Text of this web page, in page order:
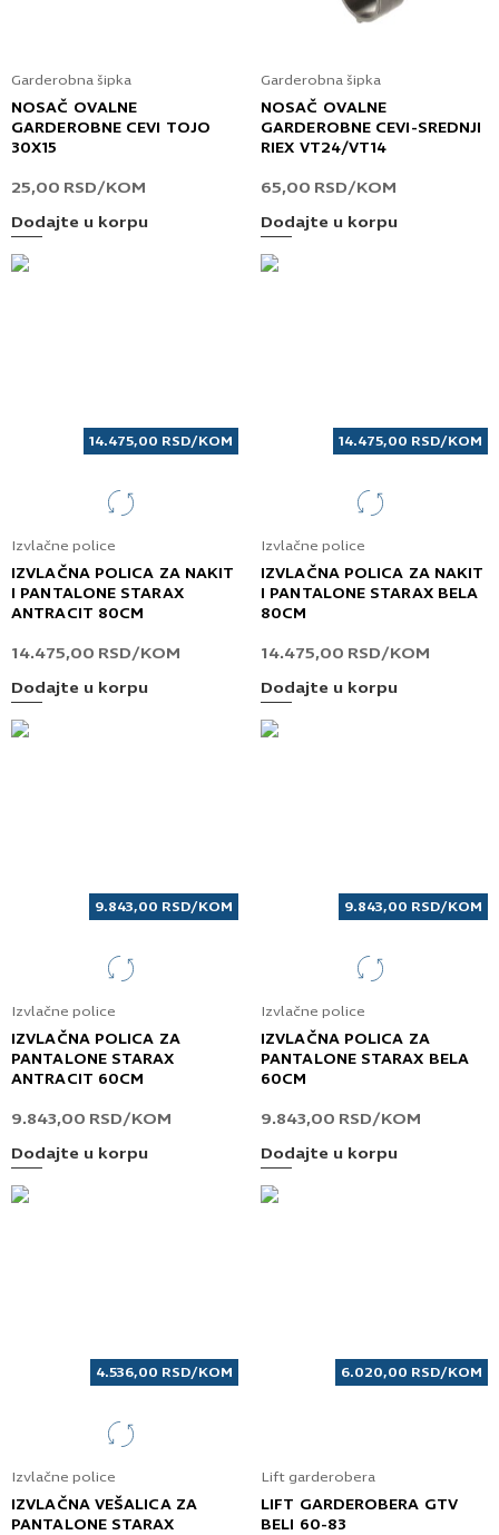
Garderobna šipka
NOSAČ OVALNE
GARDEROBNE CEVI TOJO
30X15
25,00 RSD/KOM
Dodajte u korpu
Garderobna šipka
NOSAČ OVALNE
GARDEROBNE CEVI-SREDNJI
RIEX VT24/VT14
65,00 RSD/KOM
Dodajte u korpu
14.475,00 RSD/KOM
Izvlačne police
IZVLAČNA POLICA ZA NAKIT
I PANTALONE STARAX
ANTRACIT 80CM
14.475,00 RSD/KOM
Dodajte u korpu
14.475,00 RSD/KOM
Izvlačne police
IZVLAČNA POLICA ZA NAKIT
I PANTALONE STARAX BELA
80CM
14.475,00 RSD/KOM
Dodajte u korpu
9.843,00 RSD/KOM
Izvlačne police
IZVLAČNA POLICA ZA
PANTALONE STARAX
ANTRACIT 60CM
9.843,00 RSD/KOM
Dodajte u korpu
9.843,00 RSD/KOM
Izvlačne police
IZVLAČNA POLICA ZA
PANTALONE STARAX BELA
60CM
9.843,00 RSD/KOM
Dodajte u korpu
4.536,00 RSD/KOM
Izvlačne police
IZVLAČNA VEŠALICA ZA
PANTALONE STARAX
6.020,00 RSD/KOM
Lift garderobera
LIFT GARDEROBERA GTV
BELI 60-83